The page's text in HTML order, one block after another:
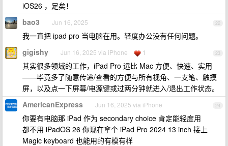
iOS26 ，足矣！
22
bao3 Jun 16, 2025
我一直把 ipad pro 当电脑在用。轻度办公没有任何问题。
23
gigishy Jun 16, 2025 via iPhone 1
其实很多领域的工作，iPad Pro 远比 Mac 方便、快速、实用
——毕竟多了随意传递/查看的方便与所有视角、一支笔、触摸
屏，以及点一下屏幕/电源键或过两分钟就进入/退出工作状态。
24
AmericanExpress Jun 16, 2025 via iPhone
你要有电脑那 iPad 作为 secondary choice 肯定能轻度用
都不用 iPadOS 26 你现在拿个 iPad Pro 2024 13 inch 接上
Magic keyboard 也能用的有模有样